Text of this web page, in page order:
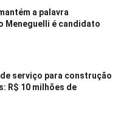
a palavra
Meneguelli é candidato
serviço para construção
R$ 10 milhões de